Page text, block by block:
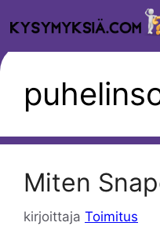
sisältöön
Miten
kirjoittaja Toimitus